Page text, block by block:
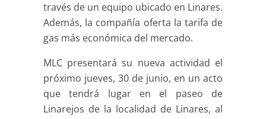
través de un equipo ubicado en Linares.
Además, la compañía oferta la tarifa de
gas más económica del mercado.
MLC presentará su nueva actividad el
próximo jueves, 30 de junio, en un acto
que tendrá lugar en el paseo de
Linarejos de la localidad de Linares, al